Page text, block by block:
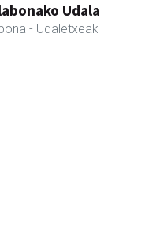
Udala
- Udaletxeak